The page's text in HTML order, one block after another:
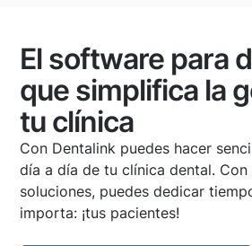
El software para
que simplifica la
tu clínica
Con Dentalink puedes hacer
día a día de tu clínica dental. Con
soluciones, puedes dedicar
importa: ¡tus pacientes!